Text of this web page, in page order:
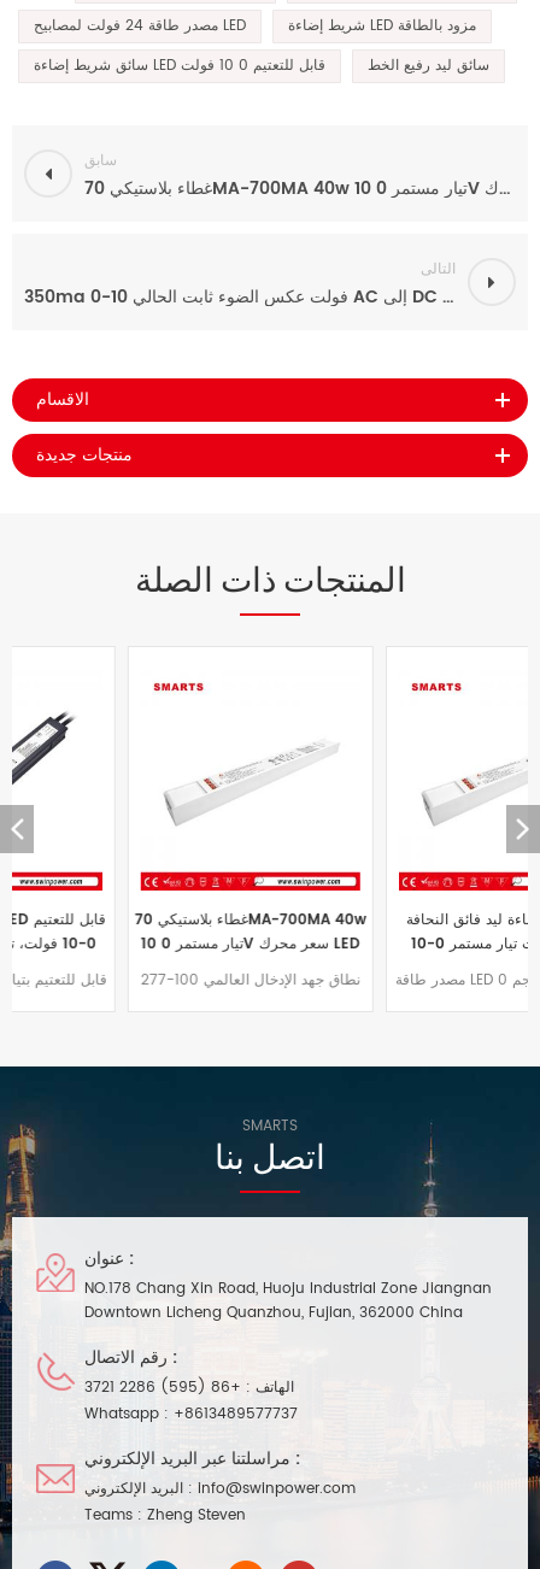
مصدر طاقة 24 فولت لمصابيح LED
شريط إضاءة LED مزود بالطاقة
سائق شريط إضاءة LED قابل للتعتيم 0 10 فولت
سائق ليد رفيع الخط
سابق
غطاء بلاستيكي 70MA-700MA 40w تيار مستمر 0 10V سعر محرك LED قابل للتعتيم لشريط LED
التالى
350ma 0-10 فولت عكس الضوء ثابت الحالي AC إلى DC LED امدادات الطاقة لضوء LED
الاقسام
منتجات جديدة
المنتجات ذات الصلة
غطاء بلاستيكي 70MA-700MA 40w
تيار مستمر 0 10V سعر محرك LED
قابل للتعتيم لشريط LED
نطاق جهد الإدخال العالمي 100-277
مزود طاقة إضاءة ليد فائق النحافة
بقدرة 60 وات تيار مستمر 0-10
فولت للاستخدام الداخلي
مصدر طاقة LED قابل للتعتيم بحجم 0
SMARTS
اتصل بنا
عنوان :
NO.178 Chang Xin Road, Huoju Industrial Zone Jiangnan
Downtown Licheng Quanzhou, Fujian, 362000 China
رقم الاتصال :
الهاتف : +86 (595) 2286 3721
Whatsapp : +8613489577737
مراسلتنا عبر البريد الإلكتروني :
البريد الإلكتروني : info@swinpower.com
Teams : Zheng Steven